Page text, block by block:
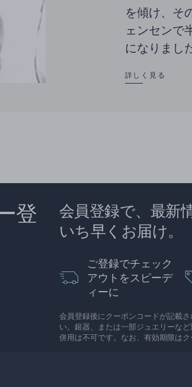
を傾け、そ
ェンセンで
になりまし
詳しく見る
登
会員登録で、最新
いち早くお届け。
ご登録でチェック
アウトをスピーデ
ィーに
会員登録後にクーポンコードが記載
い。銀器、または一部ジュエリーな
併用は不可です。なお、有効期限は